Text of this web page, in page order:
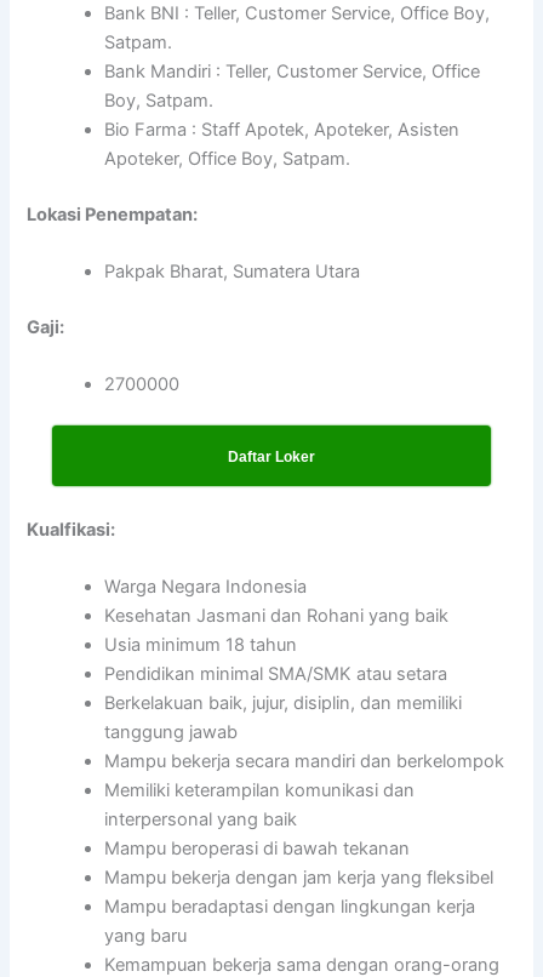
Bank BNI : Teller, Customer Service, Office Boy,
Satpam.
Bank Mandiri : Teller, Customer Service, Office
Boy, Satpam.
Bio Farma : Staff Apotek, Apoteker, Asisten
Apoteker, Office Boy, Satpam.
Lokasi Penempatan:
Pakpak Bharat, Sumatera Utara
Gaji:
2700000
Daftar Loker
Kualfikasi:
Warga Negara Indonesia
Kesehatan Jasmani dan Rohani yang baik
Usia minimum 18 tahun
Pendidikan minimal SMA/SMK atau setara
Berkelakuan baik, jujur, disiplin, dan memiliki
tanggung jawab
Mampu bekerja secara mandiri dan berkelompok
Memiliki keterampilan komunikasi dan
interpersonal yang baik
Mampu beroperasi di bawah tekanan
Mampu bekerja dengan jam kerja yang fleksibel
Mampu beradaptasi dengan lingkungan kerja
yang baru
Kemampuan bekerja sama dengan orang-orang